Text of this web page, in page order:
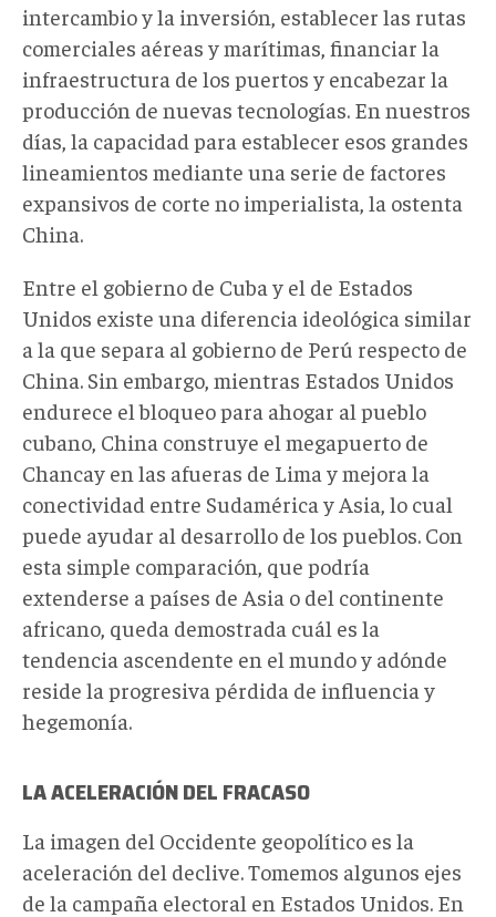
intercambio y la inversión, establecer las rutas
comerciales aéreas y marítimas, financiar la
infraestructura de los puertos y encabezar la
producción de nuevas tecnologías. En nuestros
días, la capacidad para establecer esos grandes
lineamientos mediante una serie de factores
expansivos de corte no imperialista, la ostenta
China.
Entre el gobierno de Cuba y el de Estados
Unidos existe una diferencia ideológica similar
a la que separa al gobierno de Perú respecto de
China. Sin embargo, mientras Estados Unidos
endurece el bloqueo para ahogar al pueblo
cubano, China construye el megapuerto de
Chancay en las afueras de Lima y mejora la
conectividad entre Sudamérica y Asia, lo cual
puede ayudar al desarrollo de los pueblos. Con
esta simple comparación, que podría
extenderse a países de Asia o del continente
africano, queda demostrada cuál es la
tendencia ascendente en el mundo y adónde
reside la progresiva pérdida de influencia y
hegemonía.
LA ACELERACIÓN DEL FRACASO
La imagen del Occidente geopolítico es la
aceleración del declive. Tomemos algunos ejes
de la campaña electoral en Estados Unidos. En